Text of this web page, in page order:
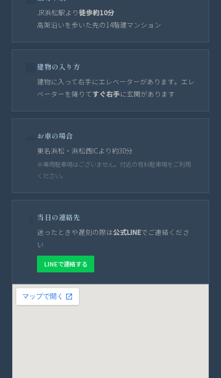
JR浜松駅より徒歩約10分
高架沿いを歩いた先の14階建マンション
建物の入り方
建物に入って右手にエレベーターがあります。エレ
ベーターを降りてすぐ右手に玄関があります
お車の場合
東名浜松・浜松西ICより約30分
※専用駐車場はございません。付近の有料駐車場をご利用
ください。
当日の連絡先
迷ったときや遅刻の際は公式LINEでご連絡くださ
い
LINEで連絡する